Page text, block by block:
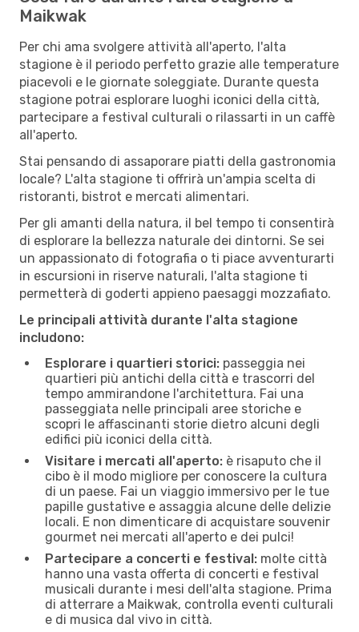
Maikwak
Per chi ama svolgere attività all'aperto, l'alta
stagione è il periodo perfetto grazie alle temperature
piacevoli e le giornate soleggiate. Durante questa
stagione potrai esplorare luoghi iconici della città,
partecipare a festival culturali o rilassarti in un caffè
all'aperto.
Stai pensando di assaporare piatti della gastronomia
locale? L'alta stagione ti offrirà un'ampia scelta di
ristoranti, bistrot e mercati alimentari.
Per gli amanti della natura, il bel tempo ti consentirà
di esplorare la bellezza naturale dei dintorni. Se sei
un appassionato di fotografia o ti piace avventurarti
in escursioni in riserve naturali, l'alta stagione ti
permetterà di goderti appieno paesaggi mozzafiato.
Le principali attività durante l'alta stagione
includono:
Esplorare i quartieri storici: passeggia nei
quartieri più antichi della città e trascorri del
tempo ammirandone l'architettura. Fai una
passeggiata nelle principali aree storiche e
scopri le affascinanti storie dietro alcuni degli
edifici più iconici della città.
Visitare i mercati all'aperto: è risaputo che il
cibo è il modo migliore per conoscere la cultura
di un paese. Fai un viaggio immersivo per le tue
papille gustative e assaggia alcune delle delizie
locali. E non dimenticare di acquistare souvenir
gourmet nei mercati all'aperto e dei pulci!
Partecipare a concerti e festival: molte città
hanno una vasta offerta di concerti e festival
musicali durante i mesi dell'alta stagione. Prima
di atterrare a Maikwak, controlla eventi culturali
e di musica dal vivo in città.